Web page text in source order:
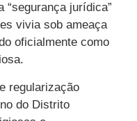
“segurança jurídica”
vivia sob ameaça
oficialmente como
regularização
do Distrito